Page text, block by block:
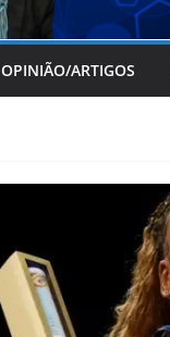
OPINIÃO/ARTIGOS